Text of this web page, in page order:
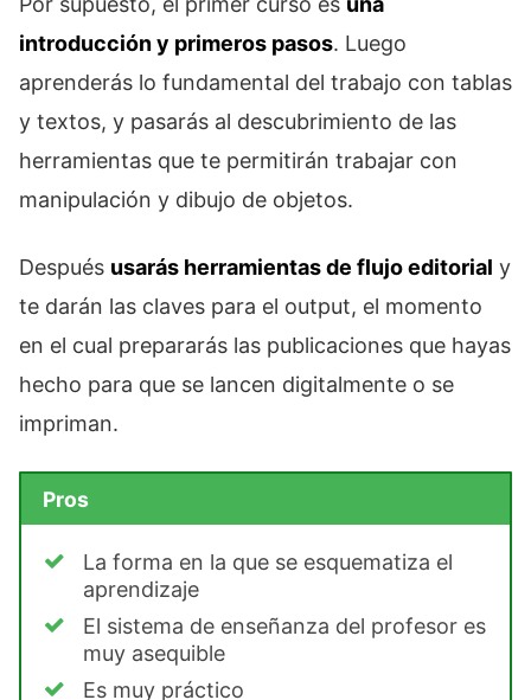
introducción y primeros pasos. Luego
aprenderás lo fundamental del trabajo con tablas
y textos, y pasarás al descubrimiento de las
herramientas que te permitirán trabajar con
manipulación y dibujo de objetos.
Después usarás herramientas de flujo editorial y
te darán las claves para el output, el momento
en el cual prepararás las publicaciones que hayas
hecho para que se lancen digitalmente o se
impriman.
Pros
La forma en la que se esquematiza el
aprendizaje
El sistema de enseñanza del profesor es
muy asequible
Es muy práctico